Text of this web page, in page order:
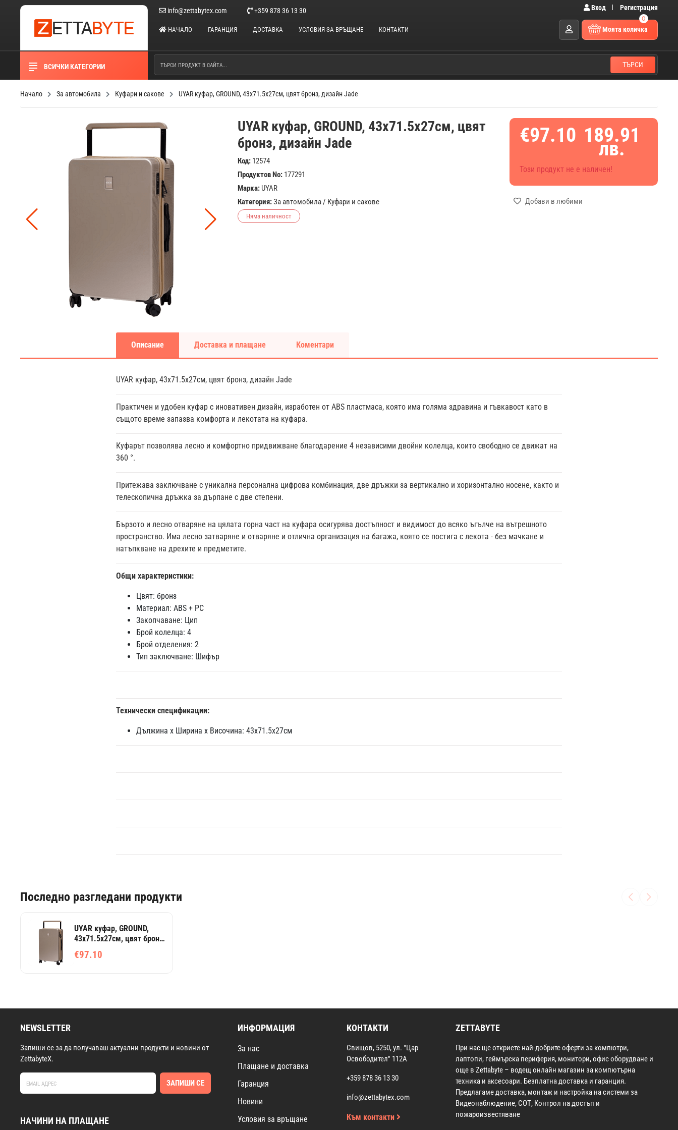
info@zettabytex.com +359 878 36 13 30 Вход Регистрация
НАЧАЛО ГАРАНЦИЯ ДОСТАВКА УСЛОВИЯ ЗА ВРЪЩАНЕ КОНТАКТИ
0
Моята количка
ВСИЧКИ КАТЕГОРИИ ТЪРСИ
Начало За автомобила Куфари и сакове UYAR куфар, GROUND, 43x71.5x27см, цвят бронз, дизайн Jade
UYAR куфар, GROUND, 43x71.5x27см, цвят
бронз, дизайн Jade
Код: 12574
Продуктов No: 177291
Марка: UYAR
Категория:За автомобила/ Куфари и сакове
Няма наличност
€97.10 189.91
лв.
Този продукт не е наличен!
Добави в любими
Описание Доставка и плащане Коментари
UYAR куфар, 43x71.5x27см, цвят бронз, дизайн Jade
Практичен и удобен куфар с иновативен дизайн, изработен от ABS пластмаса, която има голяма здравина и гъвкавост като в
същото време запазва комфорта и лекотата на куфара.
Куфарът позволява лесно и комфортно придвижване благодарение 4 независими двойни колелца, които свободно се движат на
360 °.
Притежава заключване с уникална персонална цифрова комбинация, две дръжки за вертикално и хоризонтално носене, както и
телескопична дръжка за дърпане с две степени.
Бързото и лесно отваряне на цялата горна част на куфара осигурява достъпност и видимост до всяко ъгълче на вътрешното
пространство. Има лесно затваряне и отваряне и отлична организация на багажа, която се постига с лекота - без мачкане и
натъпкване на дрехите и предметите.
Общи характеристики:
Цвят: бронз
Материал: ABS + PC
Закопчаване: Цип
Брой колелца: 4
Брой отделения: 2
Тип заключване: Шифър
Технически спецификации:
Дължина x Ширина x Височина: 43x71.5x27см
Последно разгледани продукти
UYAR куфар, GROUND,
43x71.5x27см, цвят бронз,
дизайн Jade
€97.10
NEWSLETTER
Запиши се за да получаваш актуални продукти и новини от
ZettabyteX.
ЗАПИШИ СЕ
НАЧИНИ НА ПЛАЩАНЕ
ИНФОРМАЦИЯ
За нас
Плащане и доставка
Гаранция
Новини
Условия за връщане
КОНТАКТИ
Свищов, 5250, ул. "Цар
Освободител" 112А
+359 878 36 13 30
info@zettabytex.com
Към контакти
ZETTABYTE
При нас ще откриете най-добрите оферти за компютри,
лаптопи, геймърска периферия, монитори, офис оборудване и
още в Zettabyte – водещ онлайн магазин за компютърна
техника и аксесоари. Безплатна доставка и гаранция.
Предлагаме доставка, монтаж и настройка на системи за
Видеонаблюдение, СОТ, Контрол на достъп и
пожароизвестяване